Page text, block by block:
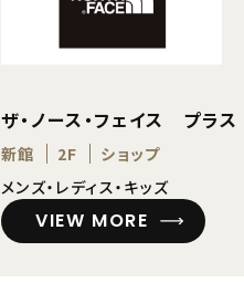
ザ・ノース・フェイス プラス
新館 2F
ショップ
メンズ・レディス・キッズ
VIEW MORE